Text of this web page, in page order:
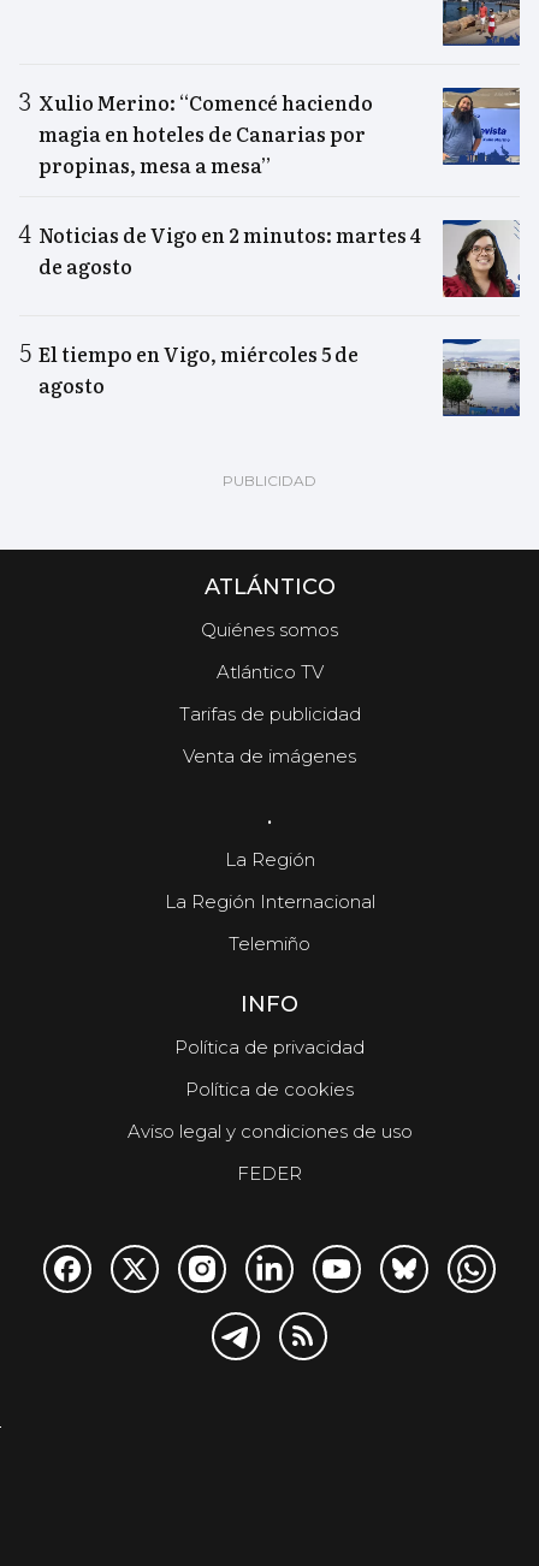
Xulio Merino: “Comencé haciendo
magia en hoteles de Canarias por
propinas, mesa a mesa”
Noticias de Vigo en 2 minutos: martes 4
de agosto
El tiempo en Vigo, miércoles 5 de
agosto
ATLÁNTICO
Quiénes somos
Atlántico TV
Tarifas de publicidad
Venta de imágenes
.
La Región
La Región Internacional
Telemiño
INFO
Política de privacidad
Política de cookies
Aviso legal y condiciones de uso
FEDER